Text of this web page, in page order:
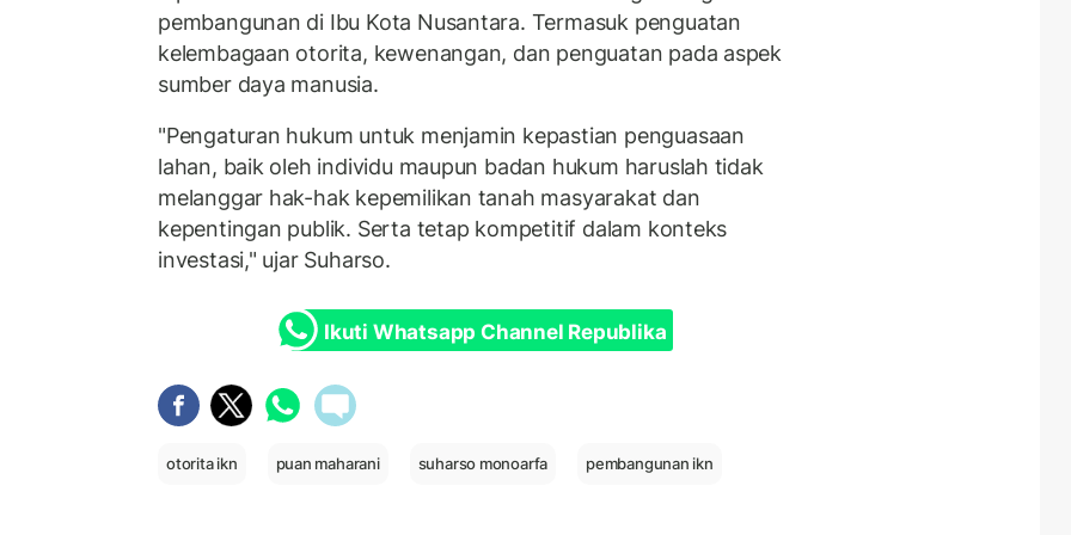
pembangunan di Ibu Kota Nusantara. Termasuk penguatan
kelembagaan otorita, kewenangan, dan penguatan pada aspek
sumber daya manusia.
"Pengaturan hukum untuk menjamin kepastian penguasaan
lahan, baik oleh individu maupun badan hukum haruslah tidak
melanggar hak-hak kepemilikan tanah masyarakat dan
kepentingan publik. Serta tetap kompetitif dalam konteks
investasi," ujar Suharso.
Ikuti Whatsapp Channel Republika
otorita ikn puan maharani suharso monoarfa pembangunan ikn